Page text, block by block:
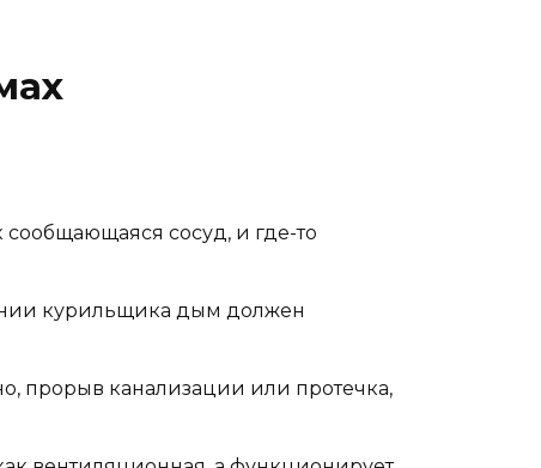
сообщающаяся сосуд, и где-то
курильщика дым должен
прорыв канализации или протечка,